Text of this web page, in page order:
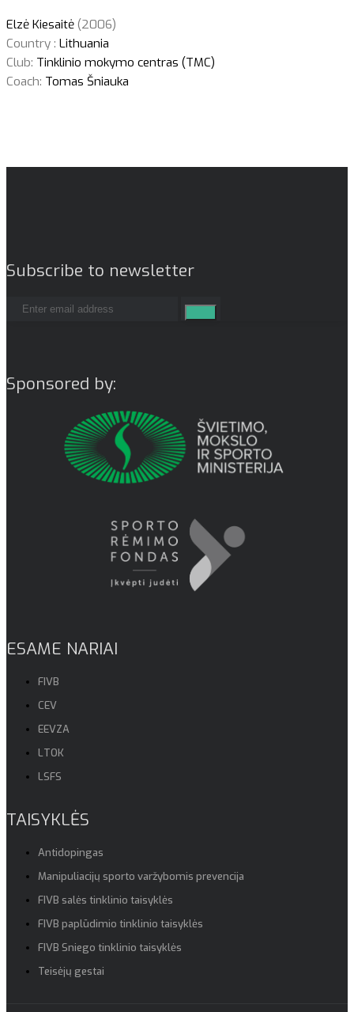
Elzė Kiesaitė (2006)
Country : Lithuania
Club: Tinklinio mokymo centras (TMC)
Coach: Tomas Šniauka
Subscribe to newsletter
Sponsored by:
ESAME NARIAI
FIVB
CEV
EEVZA
LTOK
LSFS
TAISYKLĖS
Antidopingas
Manipuliacijų sporto varžybomis prevencija
FIVB salės tinklinio taisyklės
FIVB paplūdimio tinklinio taisyklės
FIVB Sniego tinklinio taisyklės
Teisėjų gestai